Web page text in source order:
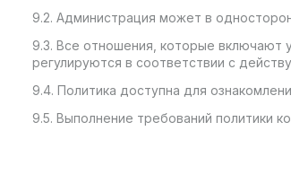
9.2. Администрация может в
9.3. Все отношения, которые включают
регулируются в соответствии с
9.4. Политика доступна для
9.5. Выполнение требований политики